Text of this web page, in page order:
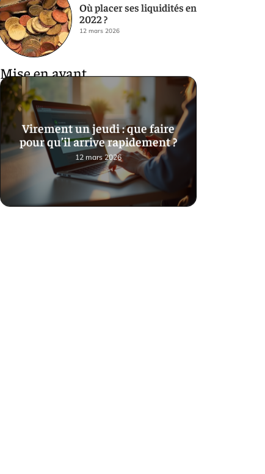
Où placer ses liquidités en
2022 ?
12 mars 2026
Mise en avant
Virement un jeudi : que faire
pour qu’il arrive rapidement ?
12 mars 2026